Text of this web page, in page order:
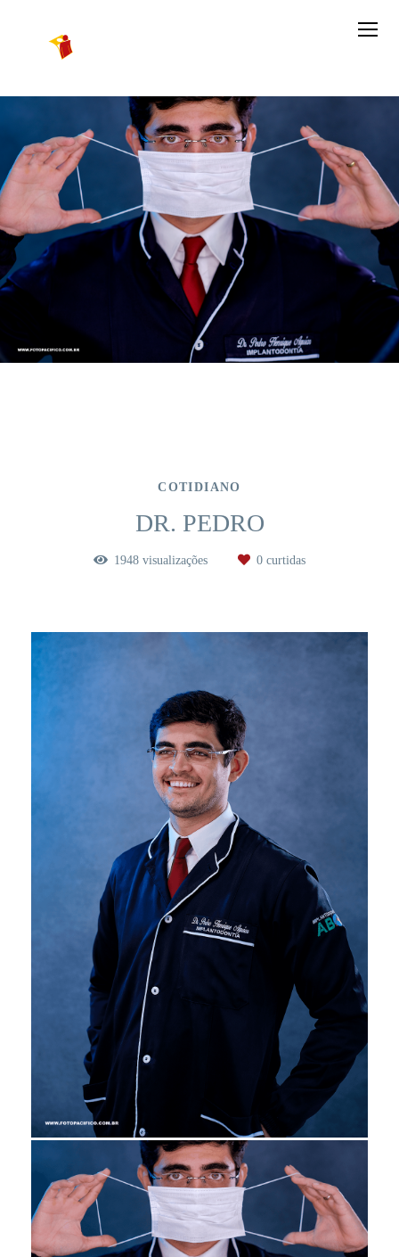
COTIDIANO
DR. PEDRO
1948 visualizações 0 curtidas